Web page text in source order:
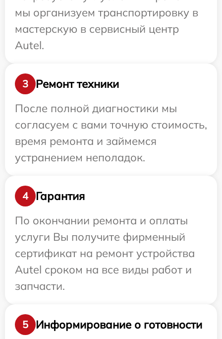
мы организуем транспортировку в
мастерскую в сервисный центр
Autel.
3
Ремонт техники
После полной диагностики мы
согласуем с вами точную стоимость,
время ремонта и займемся
устранением неполадок.
4
Гарантия
По окончании ремонта и оплаты
услуги Вы получите фирменный
сертификат на ремонт устройства
Autel сроком на все виды работ и
запчасти.
5
Информирование о готовности